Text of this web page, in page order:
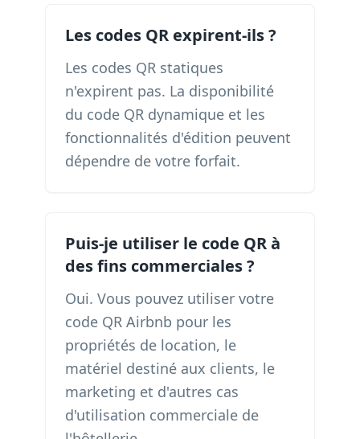
Les codes QR expirent-ils ?
Les codes QR statiques
n'expirent pas. La disponibilité
du code QR dynamique et les
fonctionnalités d'édition peuvent
dépendre de votre forfait.
Puis-je utiliser le code QR à
des fins commerciales ?
Oui. Vous pouvez utiliser votre
code QR Airbnb pour les
propriétés de location, le
matériel destiné aux clients, le
marketing et d'autres cas
d'utilisation commerciale de